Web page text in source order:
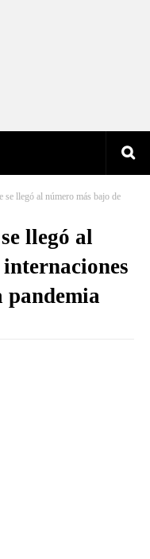
se llegó al número más bajo de
llegó al
pandemia